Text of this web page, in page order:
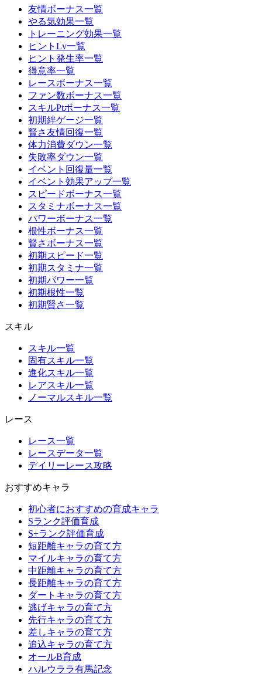
友情ボーナス一覧
やる気効果一覧
トレーニング効果一覧
ヒントLv一覧
ヒント発生率一覧
得意率一覧
レースボーナス一覧
ファン数ボーナス一覧
スキルPtボーナス一覧
初期絆ゲージ一覧
賢さ友情回復一覧
体力消費ダウン一覧
失敗率ダウン一覧
イベント回復量一覧
イベント効果アップ一覧
スピードボーナス一覧
スタミナボーナス一覧
パワーボーナス一覧
根性ボーナス一覧
賢さボーナス一覧
初期スピード一覧
初期スタミナ一覧
初期パワー一覧
初期根性一覧
初期賢さ一覧
スキル
スキル一覧
固有スキル一覧
進化スキル一覧
レアスキル一覧
ノーマルスキル一覧
レース
レース一覧
レースデータ一覧
デイリーレース攻略
おすすめキャラ
初心者におすすめの育成キャラ
Sランク評価育成
S+ランク評価育成
短距離キャラの育て方
マイルキャラの育て方
中距離キャラの育て方
長距離キャラの育て方
ダートキャラの育て方
逃げキャラの育て方
先行キャラの育て方
差しキャラの育て方
追込キャラの育て方
オールB育成
ハルウララ有馬記念